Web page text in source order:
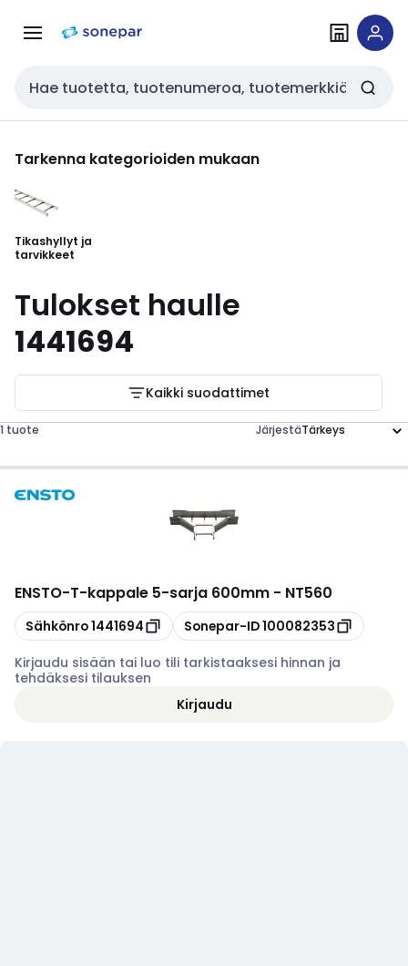
navigointiinsisältöön
Haku
Tarkenna kategorioiden mukaan
Tikashyllyt ja
tarvikkeet
Tulokset haulle
1441694
Kaikki suodattimet
1 tuote Järjestä
ENSTO-T-kappale 5-sarja 600mm - NT560
Kopioi
Sähkönro1441694 Kopioi
Sonepar-ID100082353
Kirjaudu sisään tai luo tili tarkistaaksesi hinnan ja
tehdäksesi tilauksen
Kirjaudu